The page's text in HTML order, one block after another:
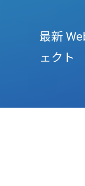
最新
ェクト